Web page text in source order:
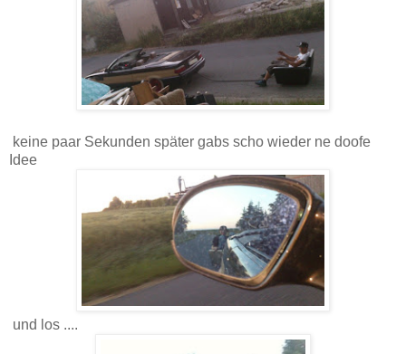
keine paar Sekunden später gabs scho wieder ne doofe
Idee
und los ....